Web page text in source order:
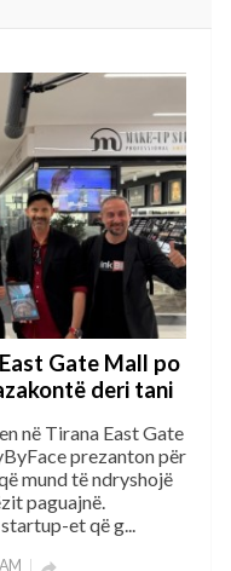
Gate Mall po
deri tani
në Tirana East Gate
prezanton për
mund të ndryshojë
paguajnë.
et që g...